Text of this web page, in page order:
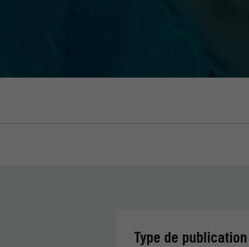
Type de publication